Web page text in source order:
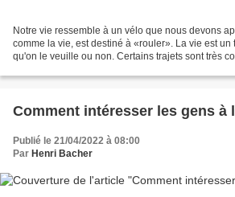
Notre vie ressemble à un vélo que nous devons
comme la vie, est destiné à «rouler». La vie est un
qu'on le veuille ou non. Certains trajets sont très
Comment intéresser les gens à
Publié le 21/04/2022 à 08:00
Par Henri Bacher